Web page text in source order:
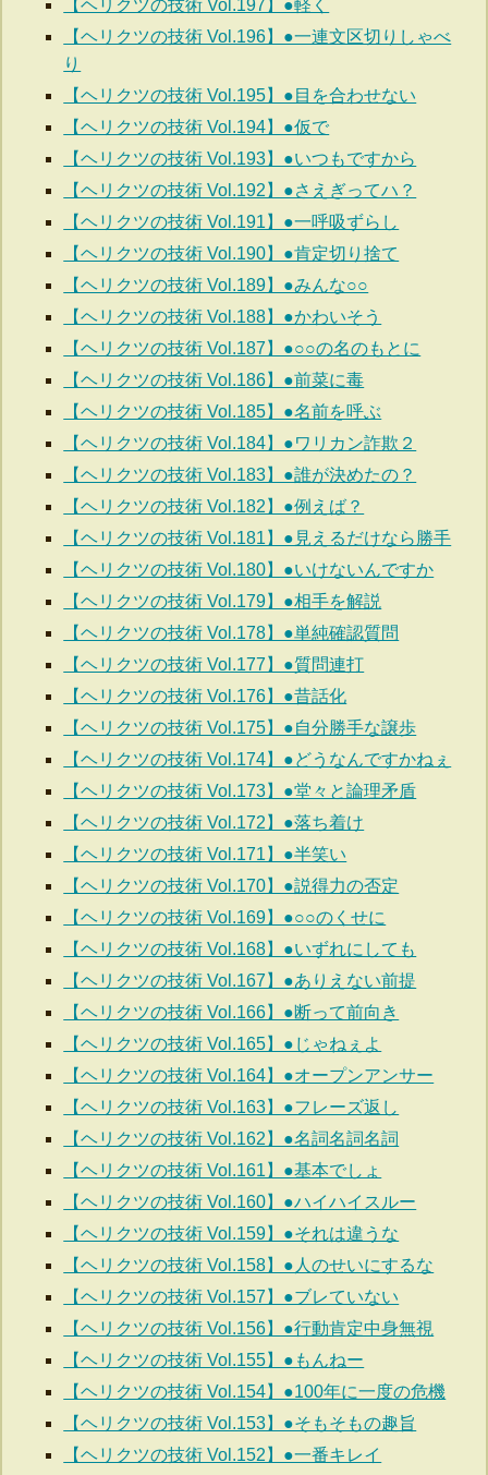
【ヘリクツの技術 Vol.197】●軽く
【ヘリクツの技術 Vol.196】●一連文区切りしゃべ
り
【ヘリクツの技術 Vol.195】●目を合わせない
【ヘリクツの技術 Vol.194】●仮で
【ヘリクツの技術 Vol.193】●いつもですから
【ヘリクツの技術 Vol.192】●さえぎってハ？
【ヘリクツの技術 Vol.191】●一呼吸ずらし
【ヘリクツの技術 Vol.190】●肯定切り捨て
【ヘリクツの技術 Vol.189】●みんな○○
【ヘリクツの技術 Vol.188】●かわいそう
【ヘリクツの技術 Vol.187】●○○の名のもとに
【ヘリクツの技術 Vol.186】●前菜に毒
【ヘリクツの技術 Vol.185】●名前を呼ぶ
【ヘリクツの技術 Vol.184】●ワリカン詐欺２
【ヘリクツの技術 Vol.183】●誰が決めたの？
【ヘリクツの技術 Vol.182】●例えば？
【ヘリクツの技術 Vol.181】●見えるだけなら勝手
【ヘリクツの技術 Vol.180】●いけないんですか
【ヘリクツの技術 Vol.179】●相手を解説
【ヘリクツの技術 Vol.178】●単純確認質問
【ヘリクツの技術 Vol.177】●質問連打
【ヘリクツの技術 Vol.176】●昔話化
【ヘリクツの技術 Vol.175】●自分勝手な譲歩
【ヘリクツの技術 Vol.174】●どうなんですかねぇ
【ヘリクツの技術 Vol.173】●堂々と論理矛盾
【ヘリクツの技術 Vol.172】●落ち着け
【ヘリクツの技術 Vol.171】●半笑い
【ヘリクツの技術 Vol.170】●説得力の否定
【ヘリクツの技術 Vol.169】●○○のくせに
【ヘリクツの技術 Vol.168】●いずれにしても
【ヘリクツの技術 Vol.167】●ありえない前提
【ヘリクツの技術 Vol.166】●断って前向き
【ヘリクツの技術 Vol.165】●じゃねぇよ
【ヘリクツの技術 Vol.164】●オープンアンサー
【ヘリクツの技術 Vol.163】●フレーズ返し
【ヘリクツの技術 Vol.162】●名詞名詞名詞
【ヘリクツの技術 Vol.161】●基本でしょ
【ヘリクツの技術 Vol.160】●ハイハイスルー
【ヘリクツの技術 Vol.159】●それは違うな
【ヘリクツの技術 Vol.158】●人のせいにするな
【ヘリクツの技術 Vol.157】●ブレていない
【ヘリクツの技術 Vol.156】●行動肯定中身無視
【ヘリクツの技術 Vol.155】●もんねー
【ヘリクツの技術 Vol.154】●100年に一度の危機
【ヘリクツの技術 Vol.153】●そもそもの趣旨
【ヘリクツの技術 Vol.152】●一番キレイ